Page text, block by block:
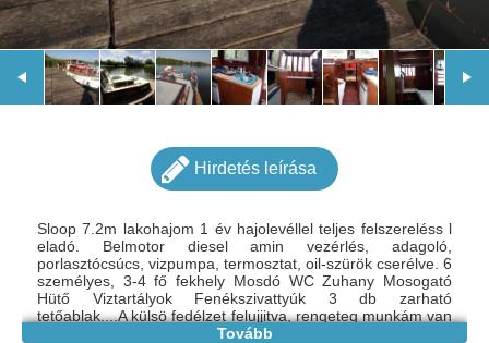
Hirdetés leírása
Sloop 7.2m lakohajom 1 év hajolevéllel teljes felszereléss l
eladó. Belmotor diesel amin vezérlés, adagoló,
porlasztócsúcs, vizpumpa, termosztat, oil-szürök cserélve. 6
személyes, 3-4 fő fekhely Mosdó WC Zuhany Mosogató
Hütő Viztartályok Fenékszivattyúk 3 db zarható
tetőablak....A külsö fedélzet felujjitva, rengeteg munkám van
benne...idö hiány miatt eladó. kérésre küldök még képeket,
Tovább